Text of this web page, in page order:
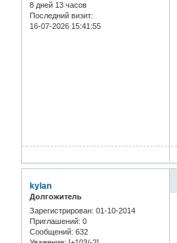
8 дней 13 часов
Последний визит:
16-07-2026 15:41:55
kylan
Долгожитель
Зарегистрирован: 01-10-2014
Приглашений: 0
Сообщений: 632